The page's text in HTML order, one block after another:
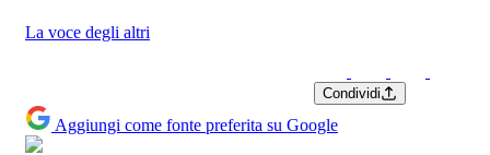
La voce degli altri
Condividi
Aggiungi come fonte preferita su Google